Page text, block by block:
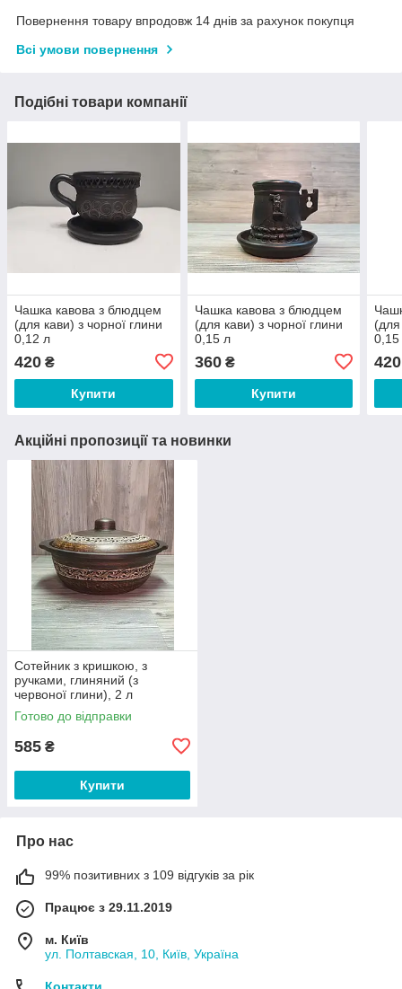
Повернення товару впродовж 14 днів за рахунок покупця
Всі умови повернення
Подібні товари компанії
Чашка кавова з блюдцем
(для кави) з чорної глини
0,12 л
420 ₴
Купити
Чашка кавова з блюдцем
(для кави) з чорної глини
0,15 л
360₴
Купити
(для
0,15
420
Акційні пропозиції та новинки
Сотейник з кришкою, з
ручками, глиняний (з
червоної глини), 2 л
Готово до відправки
585 ₴
Купити
Про нас
99% позитивних з 109 відгуків за рік
Працює з 29.11.2019
м. Київ
ул. Полтавская, 10, Київ, Україна